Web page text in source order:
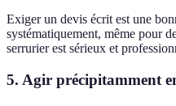
Exiger un devis écrit est une
systématiquement, même pour
serrurier est sérieux et
5. Agir précipitamment